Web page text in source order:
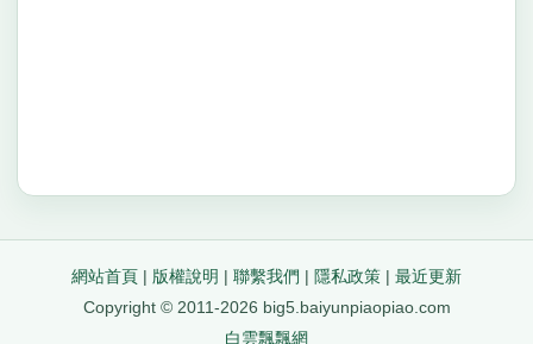
網站首頁 | 版權說明 | 聯繫我們 | 隱私政策 | 最近更新
Copyright © 2011-2026 big5.baiyunpiaopiao.com
白雲飄飄網